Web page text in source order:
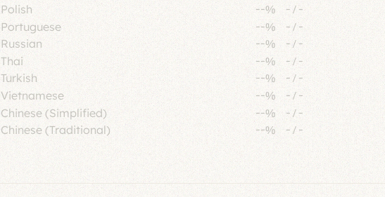
Polish
--% - / -
Portuguese
--% - / -
Russian
--% -/ -
Thai
--% - / -
Turkish
--% - / -
Vietnamese
--% - / -
Chinese (Simplified)
--% - / -
Chinese (Traditional)
--% - / -